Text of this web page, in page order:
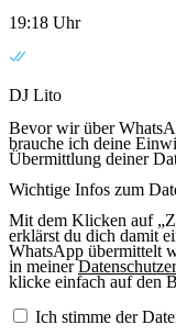
19:18 Uhr
DJ Lito
Bevor wir über
brauche ich deine
Übermittlung deiner
Wichtige Infos zum
Mit dem Klicken auf
erklärst du dich damit
WhatsApp übermittelt
in meiner
klicke einfach auf den
Ich stimme der